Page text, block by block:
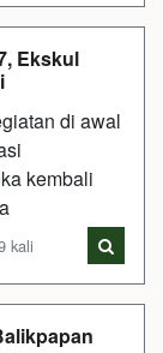
Ekskul
di awal
kembali
kali